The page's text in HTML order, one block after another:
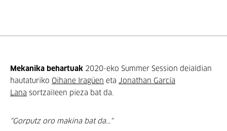
Mekanika behartuak 2020-eko Summer Session deialdian
hautaturiko Oihane Iragüen eta Jonathan García
Lana sortzaileen pieza bat da.
"Gorputz oro makina bat da..."